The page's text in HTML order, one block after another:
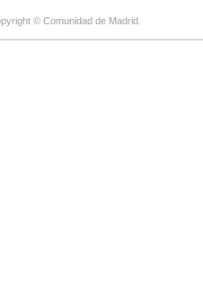
© Comunidad de Madrid.